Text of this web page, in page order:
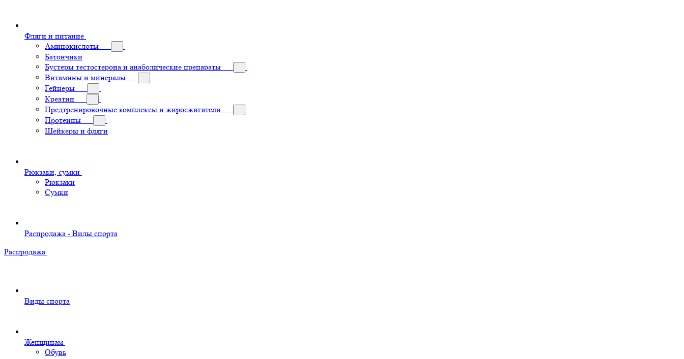
Фляги и питание
Аминокислоты
Батончики
Бустеры тестостерона и анаболические препараты
Витамины и минералы
Гейнеры
Креатин
Предтренировочные комплексы и жиросжигатели
Протеины
Шейкеры и фляги
Рюкзаки, сумки
Рюкзаки
Сумки
Распродажа - Виды спорта
Распродажа
Виды спорта
Женщинам
Обувь